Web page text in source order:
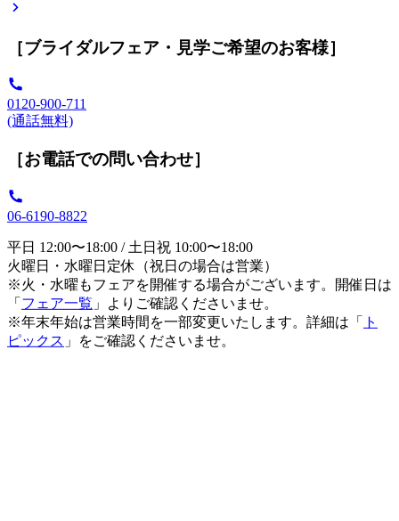
［ブライダルフェア・見学ご希望のお客様］
0120-900-711
(通話無料)
［お電話での問い合わせ］
06-6190-8822
平日 12:00〜18:00 / 土日祝 10:00〜18:00
火曜日・水曜日定休（祝日の場合は営業）
※火・水曜もフェアを開催する場合がございます。開催日は
「 フェア一覧 」よりご確認くださいませ。
※年末年始は営業時間を一部変更いたします。詳細は「
ト
ピックス 」をご確認くださいませ。